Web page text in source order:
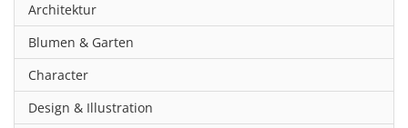
Architektur
Blumen & Garten
Character
Design & Illustration